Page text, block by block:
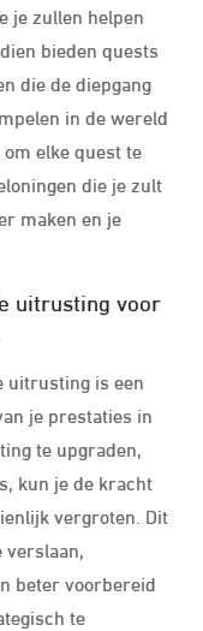
je zullen helpen
bieden quests
die de diepgang
in de wereld
elke quest te
die je zult
maken en je
uitrusting voor
uitrusting is een
je prestaties in
te upgraden,
kun je de kracht
vergroten. Dit
verslaan,
beter voorbereid
te